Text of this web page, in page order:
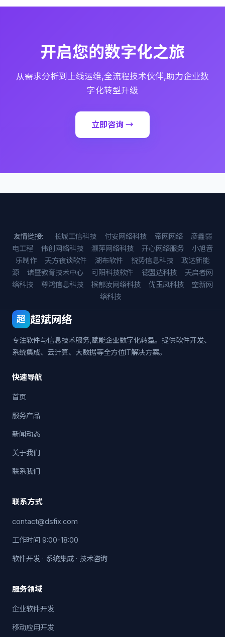
开启您的数字化之旅
从需求分析到上线运维,全流程技术伙伴,助力企业数
字化转型升级
立即咨询 →
友情链接: 长城工信科技 付安网络科技 帝网网络
彦鑫弱
电工程
伟创网络科技 灏萍网络科技 开心网络服务
小旭音
乐制作
天方夜谈软件 湖布软件 锐势信息科技
政达新能
源
诸暨教育技术中心 可阳科技软件 德盟达科技
天启者网
络科技
尊鸿信息科技 槟郁汝网络科技 优玉凤科技
空新网
络科技
超 超斌网络
专注软件与信息技术服务,赋能企业数字化转型。提供软件开发、
系统集成、云计算、大数据等全方位IT解决方案。
快速导航
首页
服务产品
新闻动态
关于我们
联系我们
联系方式
contact@dsfix.com
工作时间 9:00-18:00
软件开发 · 系统集成 · 技术咨询
服务领域
企业软件开发
移动应用开发